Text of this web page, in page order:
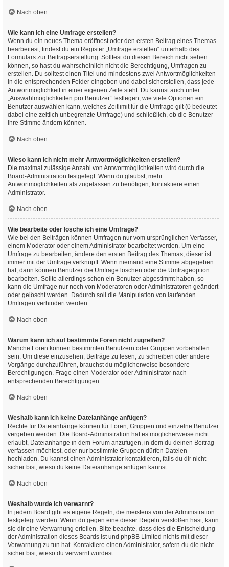
Nach oben
Wie kann ich eine Umfrage erstellen?
Wenn du ein neues Thema eröffnest oder den ersten Beitrag eines Themas
bearbeitest, findest du ein Register „Umfrage erstellen“ unterhalb des
Formulars zur Beitragserstellung. Solltest du diesen Bereich nicht sehen
können, so hast du wahrscheinlich nicht die Berechtigung, Umfragen zu
erstellen. Du solltest einen Titel und mindestens zwei Antwortmöglichkeiten
in die entsprechenden Felder eingeben und dabei sicherstellen, dass jede
Antwortmöglichkeit in einer eigenen Zeile steht. Du kannst auch unter
„Auswahlmöglichkeiten pro Benutzer“ festlegen, wie viele Optionen ein
Benutzer auswählen kann, welches Zeitlimit für die Umfrage gilt (0 bedeutet
dabei eine zeitlich unbegrenzte Umfrage) und schließlich, ob die Benutzer
ihre Stimme ändern können.
Nach oben
Wieso kann ich nicht mehr Antwortmöglichkeiten erstellen?
Die maximal zulässige Anzahl von Antwortmöglichkeiten wird durch die
Board-Administration festgelegt. Wenn du glaubst, mehr
Antwortmöglichkeiten als zugelassen zu benötigen, kontaktiere einen
Administrator.
Nach oben
Wie bearbeite oder lösche ich eine Umfrage?
Wie bei den Beiträgen können Umfragen nur vom ursprünglichen Verfasser,
einem Moderator oder einem Administrator bearbeitet werden. Um eine
Umfrage zu bearbeiten, ändere den ersten Beitrag des Themas; dieser ist
immer mit der Umfrage verknüpft. Wenn niemand eine Stimme abgegeben
hat, dann können Benutzer die Umfrage löschen oder die Umfrageoption
bearbeiten. Sollte allerdings schon ein Benutzer abgestimmt haben, so
kann die Umfrage nur noch von Moderatoren oder Administratoren geändert
oder gelöscht werden. Dadurch soll die Manipulation von laufenden
Umfragen verhindert werden.
Nach oben
Warum kann ich auf bestimmte Foren nicht zugreifen?
Manche Foren können bestimmten Benutzern oder Gruppen vorbehalten
sein. Um diese einzusehen, Beiträge zu lesen, zu schreiben oder andere
Vorgänge durchzuführen, brauchst du möglicherweise besondere
Berechtigungen. Frage einen Moderator oder Administrator nach
entsprechenden Berechtigungen.
Nach oben
Weshalb kann ich keine Dateianhänge anfügen?
Rechte für Dateianhänge können für Foren, Gruppen und einzelne Benutzer
vergeben werden. Die Board-Administration hat es möglicherweise nicht
erlaubt, Dateianhänge in dem Forum anzufügen, in dem du deinen Beitrag
verfassen möchtest, oder nur bestimmte Gruppen dürfen Dateien
hochladen. Du kannst einen Administrator kontaktieren, falls du dir nicht
sicher bist, wieso du keine Dateianhänge anfügen kannst.
Nach oben
Weshalb wurde ich verwarnt?
In jedem Board gibt es eigene Regeln, die meistens von der Administration
festgelegt werden. Wenn du gegen eine dieser Regeln verstoßen hast, kann
sie dir eine Verwarnung erteilen. Bitte beachte, dass dies die Entscheidung
der Administration dieses Boards ist und phpBB Limited nichts mit dieser
Verwarnung zu tun hat. Kontaktiere einen Administrator, sofern du die nicht
sicher bist, wieso du verwarnt wurdest.